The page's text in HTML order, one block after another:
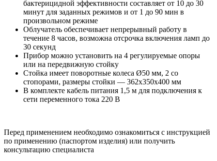
бактерицидной эффективности составляет от 10 до 30
минут для заданных режимов и от 1 до 90 мин в
произвольном режиме
Облучатель обеспечивает непрерывный работу в
течение 8 часов, возможна отсрочка включения ламп до
30 секунд
Прибор можно установить на 4 регулируемые опоры
или на передвижную стойку
Стойка имеет поворотные колеса Ø50 мм, 2 со
стопорами, размеры стойки — 362x350x400 мм
В комплекте кабель питания 1,5 м для подключения к
сети переменного тока 220 В
Перед применением необходимо ознакомиться с инструкцией
по применению (паспортом изделия) или получить
консультацию специалиста